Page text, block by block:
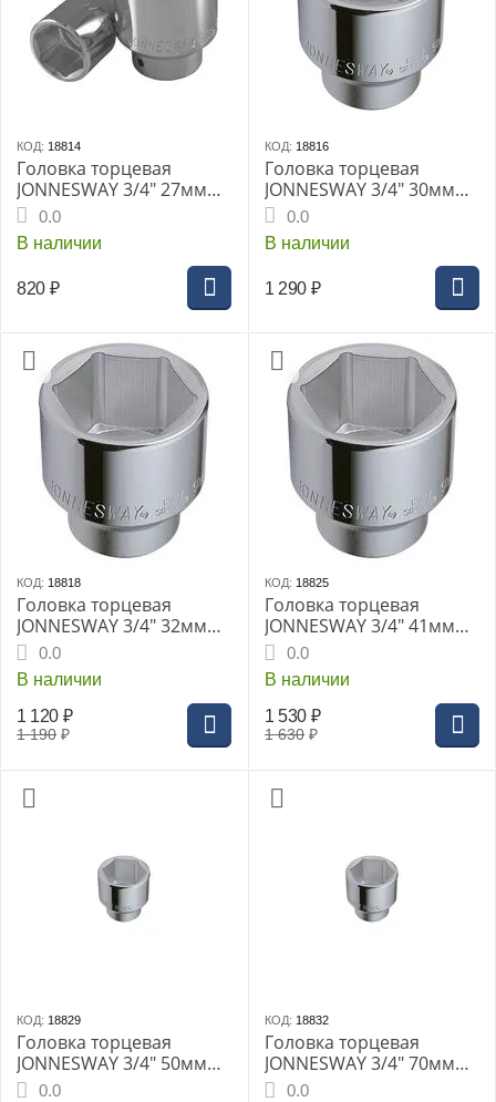
КОД: 18814
Головка торцевая
JONNESWAY 3/4" 27мм
(S04H6127)
0.0
В наличии
820 ₽
КОД: 18816
Головка торцевая
JONNESWAY 3/4" 30мм
(S04H6130)
0.0
В наличии
1 290 ₽
КОД: 18818
Головка торцевая
JONNESWAY 3/4" 32мм
(S04H6132)
0.0
В наличии
1 190 ₽
1 120 ₽
КОД: 18825
Головка торцевая
JONNESWAY 3/4" 41мм
(S04H6141)
0.0
В наличии
1 630 ₽
1 530 ₽
КОД: 18829
Головка торцевая
JONNESWAY 3/4" 50мм
(S04H6150)
0.0
КОД: 18832
Головка торцевая
JONNESWAY 3/4" 70мм
(S04H6170)
0.0